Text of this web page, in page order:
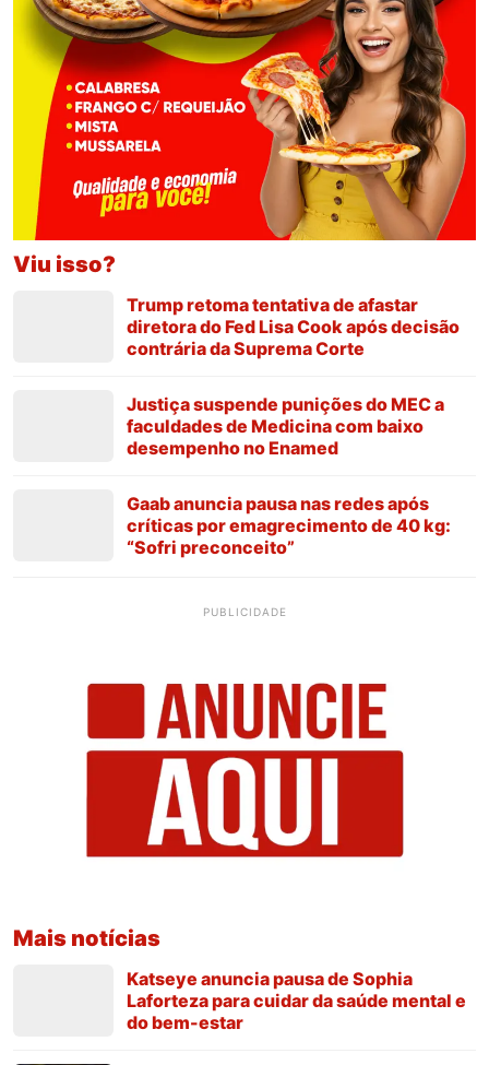
Viu isso?
Trump retoma tentativa de afastar
diretora do Fed Lisa Cook após decisão
contrária da Suprema Corte
Justiça suspende punições do MEC a
faculdades de Medicina com baixo
desempenho no Enamed
Gaab anuncia pausa nas redes após
críticas por emagrecimento de 40 kg:
“Sofri preconceito”
PUBLICIDADE
Mais notícias
Katseye anuncia pausa de Sophia
Laforteza para cuidar da saúde mental e
do bem-estar